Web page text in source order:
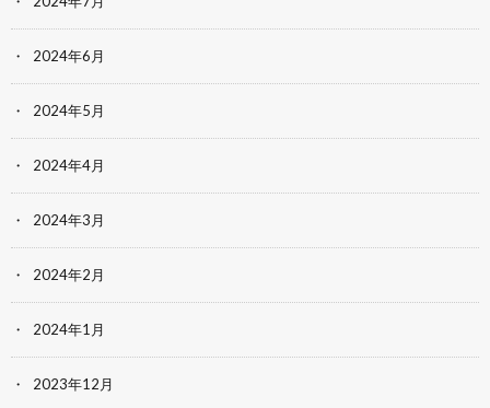
2024年6月
2024年5月
2024年4月
2024年3月
2024年2月
2024年1月
2023年12月